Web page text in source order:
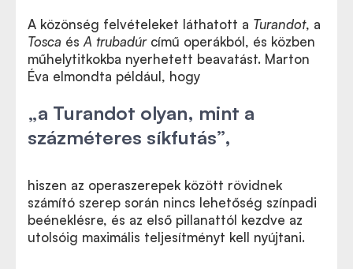
A közönség felvételeket láthatott a Turandot, a
Tosca és A trubadúrcímű operákból, és közben
műhelytitkokba nyerhetett beavatást. Marton
Éva elmondta például, hogy
„a Turandot olyan, mint a
százméteres síkfutás”,
hiszen az operaszerepek között rövidnek
számító szerep során nincs lehetőség színpadi
beéneklésre, és az első pillanattól kezdve az
utolsóig maximális teljesítményt kell nyújtani.